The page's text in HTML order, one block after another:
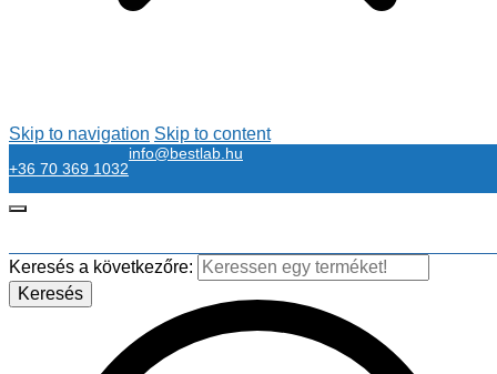
Skip to navigation Skip to content
+36 70 369 1032
info@bestlab.hu
Keresés a következőre:
Keresés